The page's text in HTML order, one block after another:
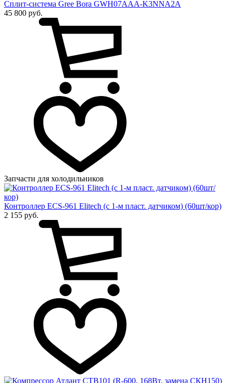
Сплит-система Gree Bora GWH07AAA-K3NNA2A
45 800 руб.
Запчасти для холодильников
Контроллер ECS-961 Elitech (с 1-м пласт. датчиком) (60шт/кор)
2 155 руб.